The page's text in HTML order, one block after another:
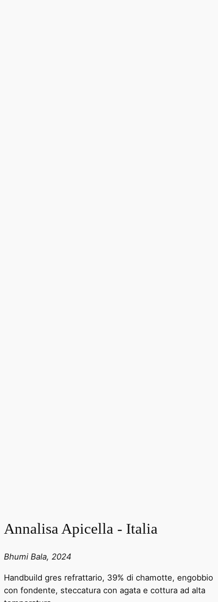
Annalisa Apicella - Italia
Bhumi Bala, 2024
Handbuild gres refrattario, 39% di chamotte, engobbio
con fondente, steccatura con agata e cottura ad alta